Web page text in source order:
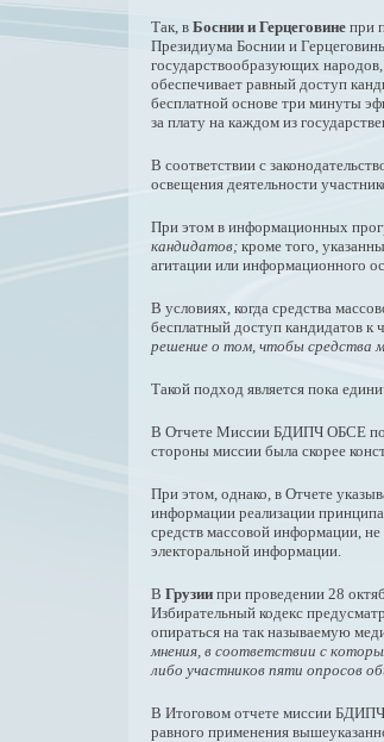
Так, в Боснии и Герцеговине при
Президиума Боснии и
государствообразующих
обеспечивает равный доступ
бесплатной основе три минуты
за плату на каждом из
В соответствии с
освещения деятельности
При этом в информационных
кандидатов; кроме того,
агитации или информационного
В условиях, когда средства
бесплатный доступ кандидатов
решение о том, чтобы средства
Такой подход является пока
В Отчете Миссии БДИПЧ ОБСЕ по
стороны миссии была скорее
При этом, однако, в Отчете
информации реализации
средств массовой информации,
электоральной информации.
В Грузии при проведении 28
Избирательный кодекс
опираться на так называемую
мнения, в соответствии с
либо участников пяти опросов
В Итоговом отчете миссии БДИПЧ
равного применения